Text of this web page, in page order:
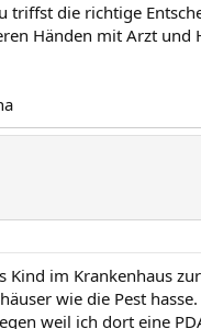
triffst die richtige
Händen mit Arzt und
Kind im Krankenhaus
wie die Pest
weil ich dort eine